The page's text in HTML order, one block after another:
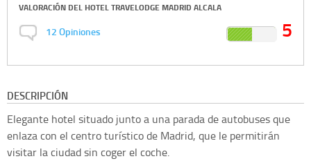
VALORACIÓN DEL HOTEL TRAVELODGE MADRID ALCALA
12Opiniones 5
DESCRIPCIÓN
Elegante hotel situado junto a una parada de autobuses que
enlaza con el centro turístico de Madrid, que le permitirán
visitar la ciudad sin coger el coche.